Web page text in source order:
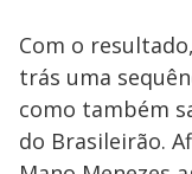
Com o
trás uma
como também
do Brasileirão.